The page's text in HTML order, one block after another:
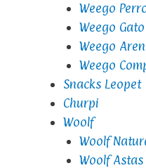
Weego
Weego Gato
Weego
Weego
Snacks Leopet
Churpi
Woolf
Woolf
Woolf Astas